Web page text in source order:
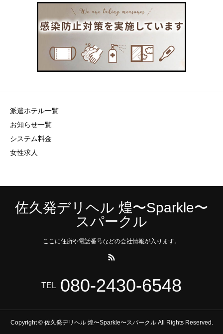
派遣ホテル一覧
お知らせ一覧
システム料金
女性求人
佐久発デリヘル 煌〜Sparkle〜
スパークル
ここに住所や電話番号などの会社情報が入ります。
TEL 080-2430-6548
Copyright © 佐久発デリヘル 煌〜Sparkle〜スパークル All Rights Reserved.